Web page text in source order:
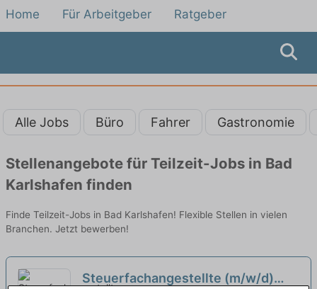
Home Für Arbeitgeber Ratgeber
Alle Jobs Büro Fahrer Gastronomie
Stellenangebote für Teilzeit-Jobs in Bad
Karlshafen finden
Finde Teilzeit-Jobs in Bad Karlshafen! Flexible Stellen in vielen
Branchen. Jetzt bewerben!
Steuerfachangestellte (m/w/d)